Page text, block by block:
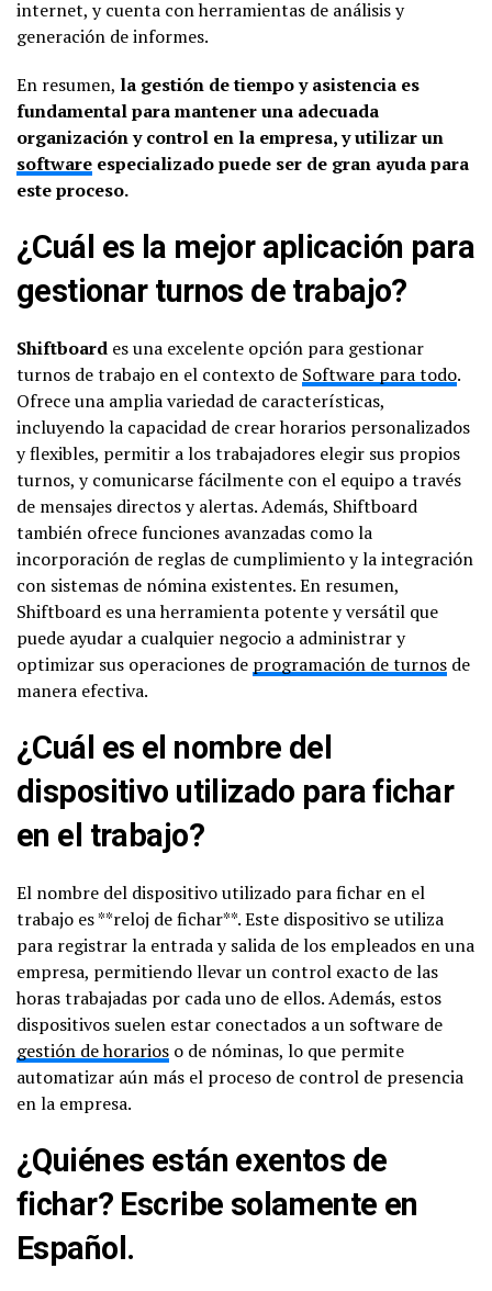
internet, y cuenta con herramientas de análisis y
generación de informes.
En resumen, la gestión de tiempo y asistencia es
fundamental para mantener una adecuada
organización y control en la empresa, y utilizar un
software especializado puede ser de gran ayuda para
este proceso.
¿Cuál es la mejor aplicación para
gestionar turnos de trabajo?
Shiftboard es una excelente opción para gestionar
turnos de trabajo en el contexto de Software para todo.
Ofrece una amplia variedad de características,
incluyendo la capacidad de crear horarios personalizados
y flexibles, permitir a los trabajadores elegir sus propios
turnos, y comunicarse fácilmente con el equipo a través
de mensajes directos y alertas. Además, Shiftboard
también ofrece funciones avanzadas como la
incorporación de reglas de cumplimiento y la integración
con sistemas de nómina existentes. En resumen,
Shiftboard es una herramienta potente y versátil que
puede ayudar a cualquier negocio a administrar y
optimizar sus operaciones de programación de turnos de
manera efectiva.
¿Cuál es el nombre del
dispositivo utilizado para fichar
en el trabajo?
El nombre del dispositivo utilizado para fichar en el
trabajo es **reloj de fichar**. Este dispositivo se utiliza
para registrar la entrada y salida de los empleados en una
empresa, permitiendo llevar un control exacto de las
horas trabajadas por cada uno de ellos. Además, estos
dispositivos suelen estar conectados a un software de
gestión de horarios o de nóminas, lo que permite
automatizar aún más el proceso de control de presencia
en la empresa.
¿Quiénes están exentos de
fichar? Escribe solamente en
Español.